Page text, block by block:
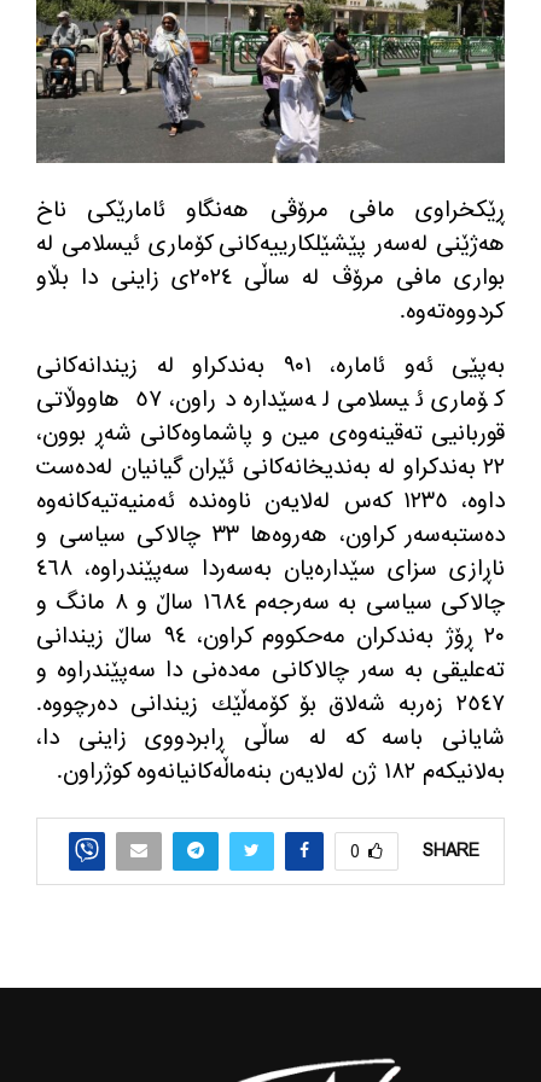
ڕێكخراوی مافی مرۆڤی هه‌نگاو ئامارێكی ناخ
هه‌ژێنی له‌سه‌ر پێشێلكارییه‌كانی كۆماری ئیسلامی له‌
بواری مافی مرۆڤ له‌ ساڵی ٢٠٢٤ی زاینی دا بڵاو
كردووه‌ته‌وه‌.
بەپێی ئه‌و ئاماره‌، ٩٠١ بەندکراو له‌ زیندانه‌كانی
كۆماری ئیسلامی لەسێدارە دراون، ٥٧ هاووڵاتی
قوربانیی تەقینەوەی مین و پاشماوه‌كانی شه‌ڕ بوون،
٢٢ بەندکراو لە بەندیخانەکانی ئێران گیانیان لەدەست
داوە، ١٢٣٥ كه‌س له‌لایه‌ن ناوه‌نده‌ ئه‌منیه‌تیه‌كانه‌وه‌
دەستبەسەر کراون، هه‌روه‌ها ٣٣ چالاکی سیاسی و
ناڕازی سزای سێدارەیان بەسەردا سەپێندراوە، ٤٦٨
چالاکی سیاسی به‌ سەرجەم ١٦٨٤ ساڵ و ٨ مانگ و
٢٠ ڕۆژ بەندکران مه‌حكووم كراون، ٩٤ ساڵ زیندانی
ته‌علیقی به‌ سه‌ر چالاكانی مه‌ده‌نی دا سه‌پێندراوه‌ و
٢٥٤٧ زه‌ربه‌ شه‌لاق بۆ كۆمه‌ڵێك زیندانی ده‌رچووه‌.
شایانی باسه‌ كه‌ له‌ ساڵی ڕابردووی زاینی دا،
به‌لانیكه‌م ١٨٢ ژن له‌لایه‌ن بنه‌ماڵه‌كانیانه‌وه‌ كوژراون.
SHARE
0